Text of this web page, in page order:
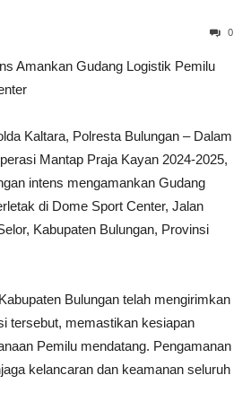
0
Amankan Gudang Logistik Pemilu
Kaltara, Polresta Bulungan – Dalam
Mantap Praja Kayan 2024-2025,
intens mengamankan Gudang
di Dome Sport Center, Jalan
Kabupaten Bulungan, Provinsi
Bulungan telah mengirimkan
tersebut, memastikan kesiapan
Pemilu mendatang. Pengamanan
kelancaran dan keamanan seluruh